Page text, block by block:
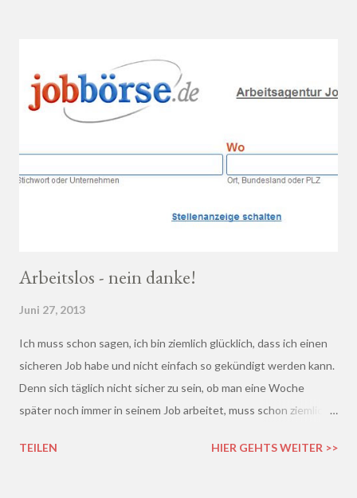
Arbeitslos - nein danke!
Juni 27, 2013
Ich muss schon sagen, ich bin ziemlich glücklich, dass ich einen
sicheren Job habe und nicht einfach so gekündigt werden kann.
Denn sich täglich nicht sicher zu sein, ob man eine Woche
später noch immer in seinem Job arbeitet, muss schon ziemlich
derzeitigen Situation kommt es ja leider gar nicht so wenig vor,
TEILEN HIER GEHTS WEITER >>